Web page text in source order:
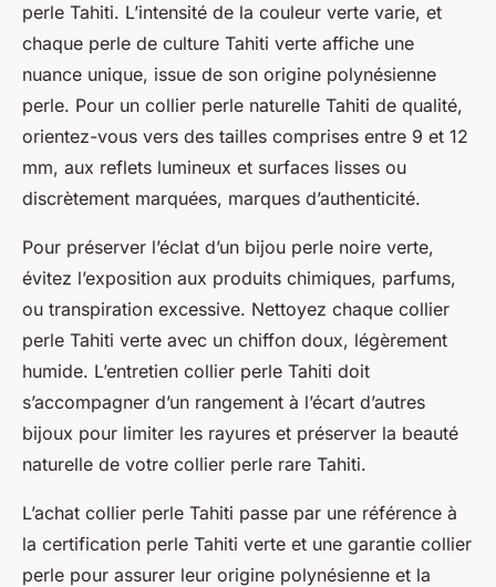
perle Tahiti. L’intensité de la couleur verte varie, et
chaque perle de culture Tahiti verte affiche une
nuance unique, issue de son origine polynésienne
perle. Pour un collier perle naturelle Tahiti de qualité,
orientez-vous vers des tailles comprises entre 9 et 12
mm, aux reflets lumineux et surfaces lisses ou
discrètement marquées, marques d’authenticité.
Pour préserver l’éclat d’un bijou perle noire verte,
évitez l’exposition aux produits chimiques, parfums,
ou transpiration excessive. Nettoyez chaque collier
perle Tahiti verte avec un chiffon doux, légèrement
humide. L’entretien collier perle Tahiti doit
s’accompagner d’un rangement à l’écart d’autres
bijoux pour limiter les rayures et préserver la beauté
naturelle de votre collier perle rare Tahiti.
L’achat collier perle Tahiti passe par une référence à
la certification perle Tahiti verte et une garantie collier
perle pour assurer leur origine polynésienne et la